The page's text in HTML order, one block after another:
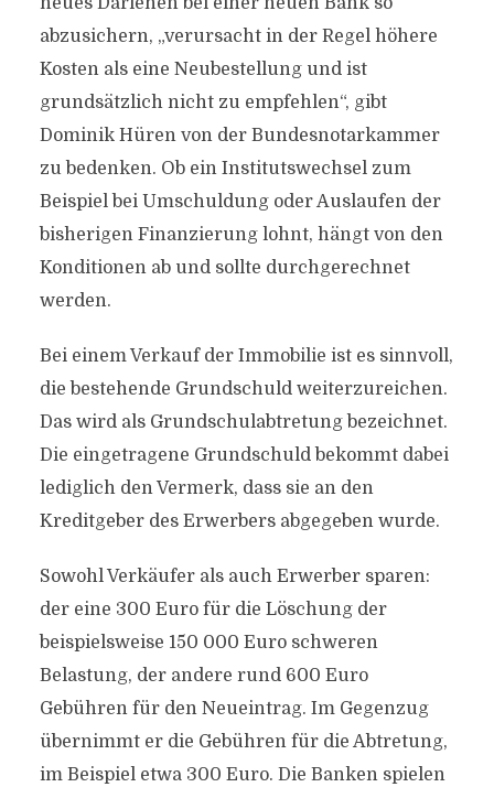
abzusichern, „verursacht in der Regel höhere
Kosten als eine Neubestellung und ist
grundsätzlich nicht zu empfehlen“, gibt
Dominik Hüren von der Bundesnotarkammer
zu bedenken. Ob ein Institutswechsel zum
Beispiel bei Umschuldung oder Auslaufen der
bisherigen Finanzierung lohnt, hängt von den
Konditionen ab und sollte durchgerechnet
werden.
Bei einem Verkauf der Immobilie ist es sinnvoll,
die bestehende Grundschuld weiterzureichen.
Das wird als Grundschulabtretung bezeichnet.
Die eingetragene Grundschuld bekommt dabei
lediglich den Vermerk, dass sie an den
Kreditgeber des Erwerbers abgegeben wurde.
Sowohl Verkäufer als auch Erwerber sparen:
der eine 300 Euro für die Löschung der
beispielsweise 150 000 Euro schweren
Belastung, der andere rund 600 Euro
Gebühren für den Neueintrag. Im Gegenzug
übernimmt er die Gebühren für die Abtretung,
im Beispiel etwa 300 Euro. Die Banken spielen